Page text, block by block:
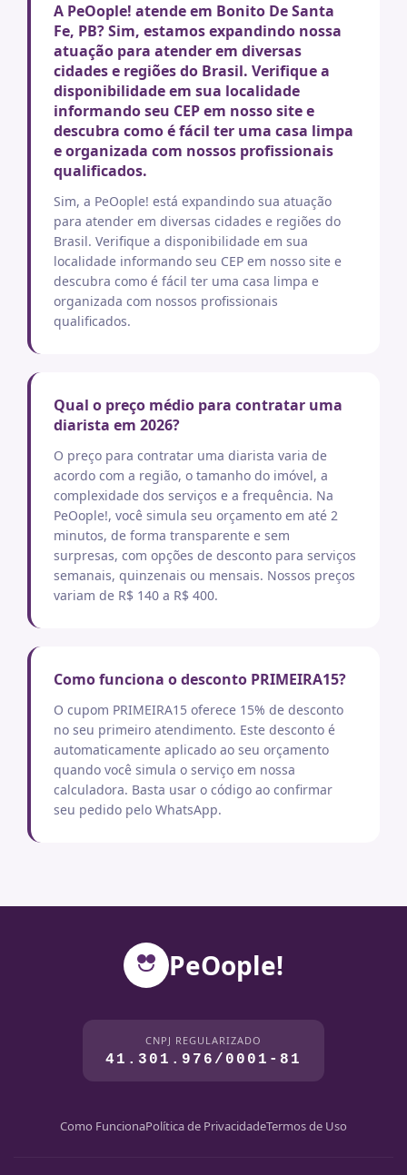
A PeOople! atende em Bonito De Santa
Fe, PB? Sim, estamos expandindo nossa
atuação para atender em diversas
cidades e regiões do Brasil. Verifique a
disponibilidade em sua localidade
informando seu CEP em nosso site e
descubra como é fácil ter uma casa limpa
e organizada com nossos profissionais
qualificados.
Sim, a PeOople! está expandindo sua atuação
para atender em diversas cidades e regiões do
Brasil. Verifique a disponibilidade em sua
localidade informando seu CEP em nosso site e
descubra como é fácil ter uma casa limpa e
organizada com nossos profissionais
qualificados.
Qual o preço médio para contratar uma
diarista em 2026?
O preço para contratar uma diarista varia de
acordo com a região, o tamanho do imóvel, a
complexidade dos serviços e a frequência. Na
PeOople!, você simula seu orçamento em até 2
minutos, de forma transparente e sem
surpresas, com opções de desconto para serviços
semanais, quinzenais ou mensais. Nossos preços
variam de R$ 140 a R$ 400.
Como funciona o desconto PRIMEIRA15?
O cupom PRIMEIRA15 oferece 15% de desconto
no seu primeiro atendimento. Este desconto é
automaticamente aplicado ao seu orçamento
quando você simula o serviço em nossa
calculadora. Basta usar o código ao confirmar
seu pedido pelo WhatsApp.
PeOople!
CNPJ REGULARIZADO
41.301.976/0001-81
Como FuncionaPolítica de PrivacidadeTermos de Uso